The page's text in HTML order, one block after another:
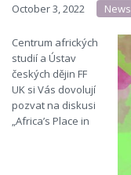
October 3, 2022 News
Centrum afrických
studií a Ústav
českých dějin FF
UK si Vás dovolují
pozvat na diskusi
„Africa’s Place in